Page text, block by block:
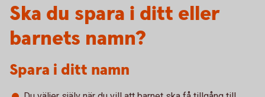
Ska du spara i ditt eller
barnets namn?
Spara i ditt namn